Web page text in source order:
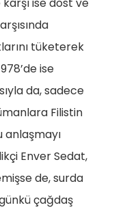
ise dost ve
tüketerek
ise
da, sadece
Filistin
anlaşmayı
Enver Sedat,
de, surda
çağdaş